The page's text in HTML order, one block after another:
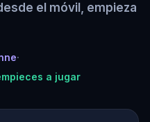
el móvil, empieza
·
a jugar